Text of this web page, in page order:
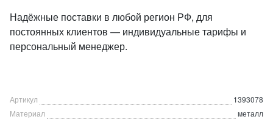
Надёжные поставки в любой регион РФ, для
постоянных клиентов — индивидуальные тарифы и
персональный менеджер.
Артикул
1393078
Материал
металл